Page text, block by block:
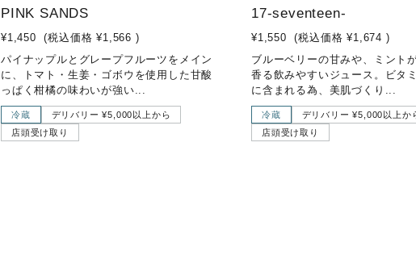
PINK SANDS
¥1,450 (税込価格 ¥1,566 )
パイナップルとグレープフルーツをメイン
に、トマト・生姜・ゴボウを使用した甘酸
っぱく柑橘の味わいが強い...
冷蔵
デリバリー ¥5,000以上から
店頭受け取り
17-seventeen-
¥1,550 (税込価格 ¥1,674 )
ブルーベリーの甘みや、ミント
香る飲みやすいジュース。ビタ
に含まれる為、美肌づくり...
冷蔵
デリバリー ¥5,000以上か
店頭受け取り